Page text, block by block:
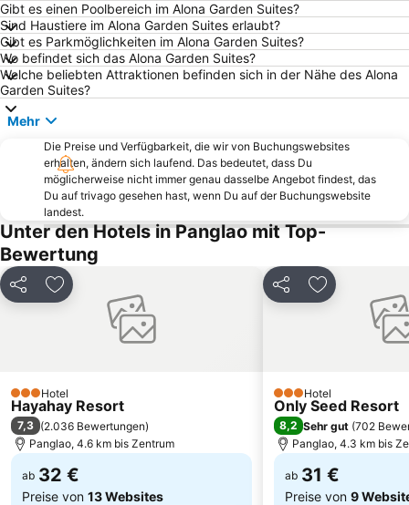
Gibt es einen Poolbereich im Alona Garden Suites?
Sind Haustiere im Alona Garden Suites erlaubt?
Gibt es Parkmöglichkeiten im Alona Garden Suites?
Wo befindet sich das Alona Garden Suites?
Welche beliebten Attraktionen befinden sich in der Nähe des Alona
Garden Suites?
Mehr
Die Preise und Verfügbarkeit, die wir von Buchungswebsites
erhalten, ändern sich laufend. Das bedeutet, dass Du
möglicherweise nicht immer genau dasselbe Angebot findest, das
Du auf trivago gesehen hast, wenn Du auf der Buchungswebsite
landest.
Unter den Hotels in Panglao mit Top-
Bewertung
Teilen Zu Favoriten hinzufügen
3 Sterne
Hotel
Hayahay Resort
7,3 (2.036 Bewertungen)
Panglao, 4.6 km bis Zentrum
ab 32 €
Preise von 13 Websites
Teilen Zu Favoriten
3 Sterne
Hotel
Only Seed Resort
8,2 Sehr gut (702
Panglao, 4.3 km bis
ab 31 €
Preise von 9